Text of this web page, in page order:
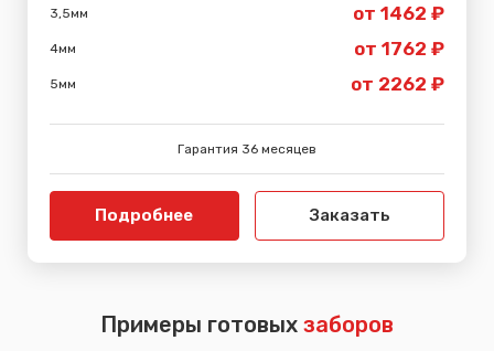
3,5мм от 1462 ₽
4мм от 1762 ₽
5мм от 2262 ₽
Гарантия 36 месяцев
Подробнее Заказать
Примеры готовых заборов